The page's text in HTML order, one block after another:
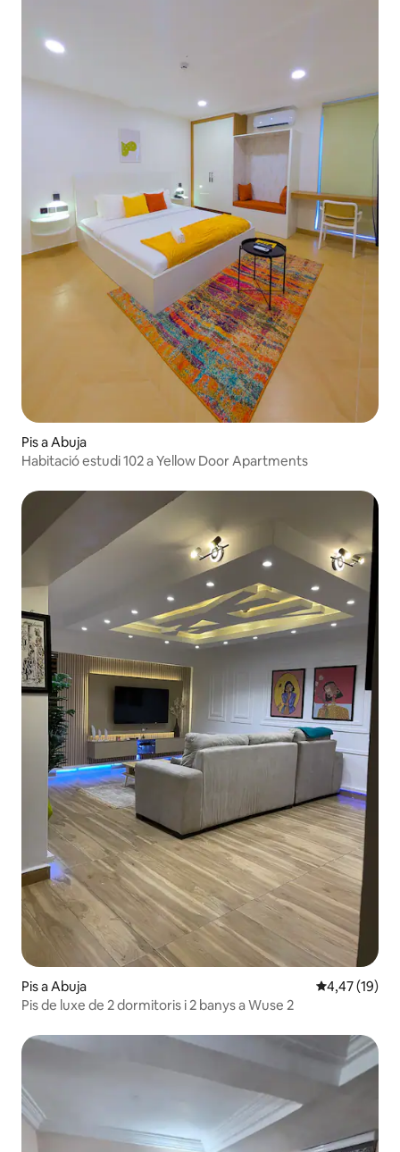
Pis a Abuja
Habitació estudi 102 a Yellow Door Apartments
Pis a Abuja 4,47 de
4,47 (19)
Pis de luxe de 2 dormitoris i 2 banys a Wuse 2